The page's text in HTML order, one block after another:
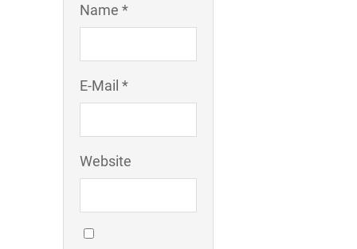
Name *
E-Mail *
Website